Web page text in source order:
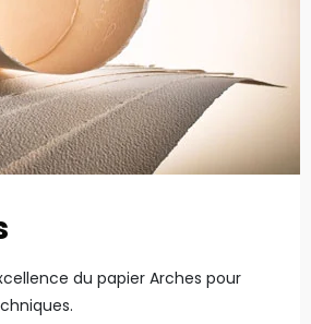
du papier Arches pour